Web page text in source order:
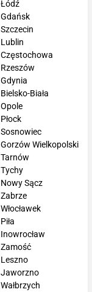
Łódź
Gdańsk
Szczecin
Lublin
Częstochowa
Rzeszów
Gdynia
Bielsko-Biała
Opole
Płock
Sosnowiec
Gorzów Wielkopolski
Tarnów
Tychy
Nowy Sącz
Zabrze
Włocławek
Piła
Inowrocław
Zamość
Leszno
Jaworzno
Wałbrzych